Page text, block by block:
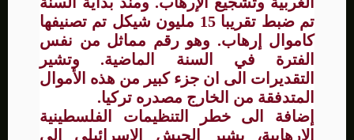
تم ضبط تقريبا 15 مليون شيكل تم تصنيفها
كاموال إرهاب. وهو رقم مماثل من نفس
الفترة في السنة الماضية. وتشير
التقديرات الى ان جزء كبير من هذه الأموال
المتدفقة من الخارج مصدره تركيا.
إضافة الى خطر التنظيمات الفلسطينية
الإرهابية، يشير الجيش الإسرائيلي الى